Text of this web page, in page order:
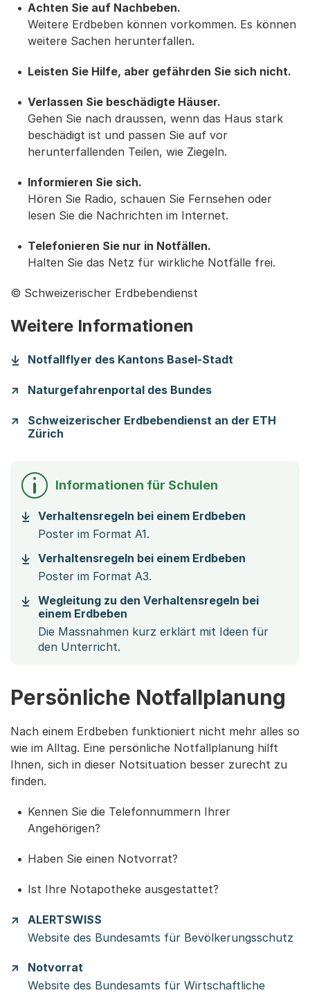
Achten Sie auf Nachbeben.
Weitere Erdbeben können vorkommen. Es können
weitere Sachen herunterfallen.
Leisten Sie Hilfe, aber gefährden Sie sich nicht.
Verlassen Sie beschädigte Häuser.
Gehen Sie nach draussen, wenn das Haus stark
beschädigt ist und passen Sie auf vor
herunterfallenden Teilen, wie Ziegeln.
Informieren Sie sich.
Hören Sie Radio, schauen Sie Fernsehen oder
lesen Sie die Nachrichten im Internet.
Telefonieren Sie nur in Notfällen.
Halten Sie das Netz für wirkliche Notfälle frei.
© Schweizerischer Erdbebendienst
Weitere Informationen
Notfallflyer des Kantons Basel-Stadt
Naturgefahrenportal des Bundes
Schweizerischer Erdbebendienst an der ETH
Zürich
Informationen für Schulen
Verhaltensregeln bei einem Erdbeben
Poster im Format A1.
Verhaltensregeln bei einem Erdbeben
Poster im Format A3.
Wegleitung zu den Verhaltensregeln bei
einem Erdbeben
Die Massnahmen kurz erklärt mit Ideen für
den Unterricht.
Persönliche Notfallplanung
Nach einem Erdbeben funktioniert nicht mehr alles so
wie im Alltag. Eine persönliche Notfallplanung hilft
Ihnen, sich in dieser Notsituation besser zurecht zu
finden.
Kennen Sie die Telefonnummern Ihrer
Angehörigen?
Haben Sie einen Notvorrat?
Ist Ihre Notapotheke ausgestattet?
ALERTSWISS
Website des Bundesamts für Bevölkerungsschutz
Notvorrat
Website des Bundesamts für Wirtschaftliche